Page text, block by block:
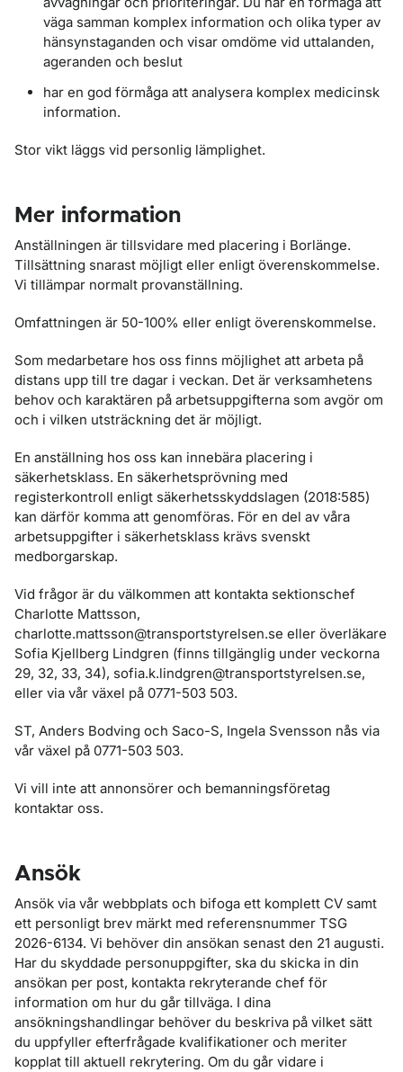
väga samman komplex information och olika typer av
hänsynstaganden och visar omdöme vid uttalanden,
ageranden och beslut
har en god förmåga att analysera komplex medicinsk
information.
Stor vikt läggs vid personlig lämplighet.
Mer information
Anställningen är tillsvidare med placering i Borlänge.
Tillsättning snarast möjligt eller enligt överenskommelse.
Vi tillämpar normalt provanställning.
Omfattningen är 50-100% eller enligt överenskommelse.
Som medarbetare hos oss finns möjlighet att arbeta på
distans upp till tre dagar i veckan. Det är verksamhetens
behov och karaktären på arbetsuppgifterna som avgör om
och i vilken utsträckning det är möjligt.
En anställning hos oss kan innebära placering i
säkerhetsklass. En säkerhetsprövning med
registerkontroll enligt säkerhetsskyddslagen (2018:585)
kan därför komma att genomföras. För en del av våra
arbetsuppgifter i säkerhetsklass krävs svenskt
medborgarskap.
Vid frågor är du välkommen att kontakta sektionschef
Charlotte Mattsson,
charlotte.mattsson@transportstyrelsen.se eller överläkare
Sofia Kjellberg Lindgren (finns tillgänglig under veckorna
29, 32, 33, 34), sofia.k.lindgren@transportstyrelsen.se,
eller via vår växel på 0771-503 503.
ST, Anders Bodving och Saco-S, Ingela Svensson nås via
vår växel på 0771-503 503.
Vi vill inte att annonsörer och bemanningsföretag
kontaktar oss.
Ansök
Ansök via vår webbplats och bifoga ett komplett CV samt
ett personligt brev märkt med referensnummer TSG
2026-6134. Vi behöver din ansökan senast den 21 augusti.
Har du skyddade personuppgifter, ska du skicka in din
ansökan per post, kontakta rekryterande chef för
information om hur du går tillväga. I dina
ansökningshandlingar behöver du beskriva på vilket sätt
du uppfyller efterfrågade kvalifikationer och meriter
kopplat till aktuell rekrytering. Om du går vidare i